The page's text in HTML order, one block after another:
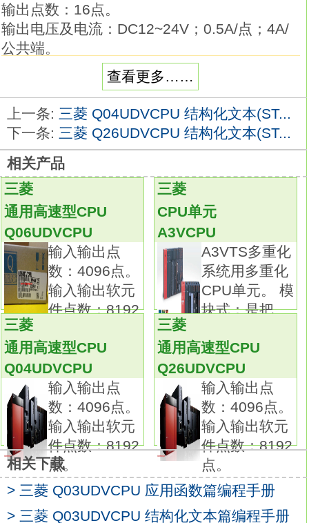
输出点数：16点。
输出电压及电流：DC12~24V；0.5A/点；4A/
公共端。
OFF时漏电流：0.1mA。
应答时间：1ms。
16点1个公共端。
源型Q13DUVCPU编程指南手册。
18点端子台。
带浪涌吸收器。
带保险丝。
超高速处理，生产时间缩短，更好的性能。
随着应用程序变得更大更复杂，缩短系统运行
周期时间是非常必要的
Q13DUVCPU
通过超高的基本运算处理速度1.9ns，可缩短运
行周期。
除了可以实现以往与单片机控制相联系的高速
控制以外，
还可通过减少总扫描时间，提高系统性能，
防止任何可能出现的性能偏差。
方便处理大容量数据。
以往无法实现标准RAM和SRAM卡文件寄存器
区域的连续存取，
在编程时需要考虑各区域的边界Q13DUVCPU
编程指南手册。
在高速通用型QCPU中安装了8MB SRAM扩展
卡，
可将标准RAM作为一个连续的文件寄存器，
查看更多……
上一条: 三菱 Q04UDVCPU 结构化文本(ST...
下一条: 三菱 Q26UDVCPU 结构化文本(ST...
相关产品
三菱
通用高速型CPU
Q06UDVCPU
输入输出点
数：4096点。
输入输出软元
件点数：8192
三菱
CPU单元
A3VCPU
A3VTS多重化
系统用多重化
CPU单元。 模
块式：是把
三菱
通用高速型CPU
Q04UDVCPU
输入输出点
数：4096点。
输入输出软元
件点数：8192
点。
三菱
通用高速型CPU
Q26UDVCPU
输入输出点
数：4096点。
输入输出软元
件点数：8192
点。
相关下载
> 三菱 Q03UDVCPU 应用函数篇编程手册
> 三菱 Q03UDVCPU 结构化文本篇编程手册